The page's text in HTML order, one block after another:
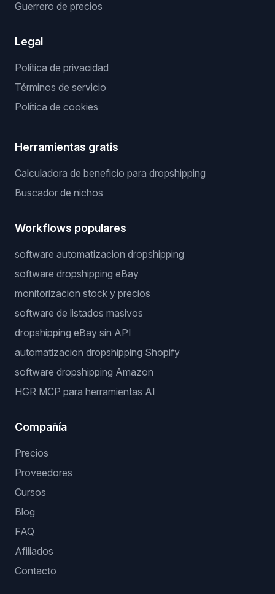
Guerrero de precios
Legal
Política de privacidad
Términos de servicio
Política de cookies
Herramientas gratis
Calculadora de beneficio para dropshipping
Buscador de nichos
Workflows populares
software automatizacion dropshipping
software dropshipping eBay
monitorizacion stock y precios
software de listados masivos
dropshipping eBay sin API
automatizacion dropshipping Shopify
software dropshipping Amazon
HGR MCP para herramientas AI
Compañía
Precios
Proveedores
Cursos
Blog
FAQ
Afiliados
Contacto